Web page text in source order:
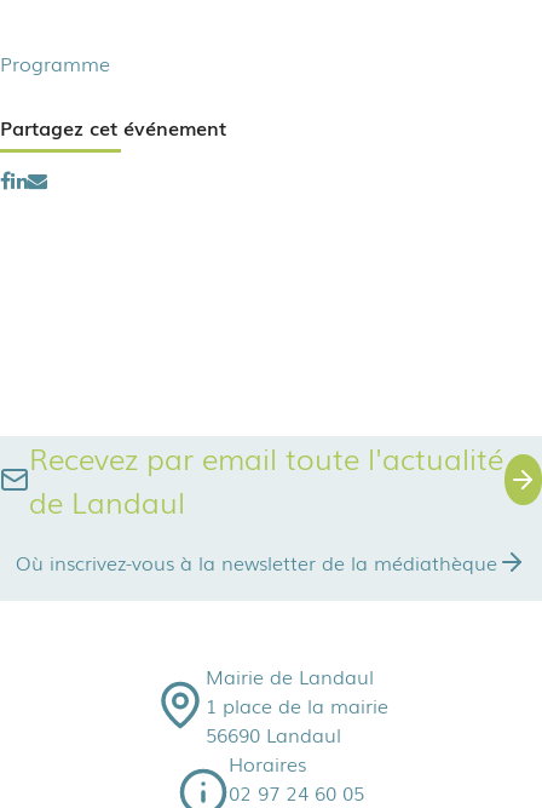
Programme
Partagez cet événement
Recevez par email toute l'actualité
de Landaul
Où inscrivez-vous à la newsletter de la médiathèque
Mairie de Landaul
1 place de la mairie
56690 Landaul
Horaires
02 97 24 60 05